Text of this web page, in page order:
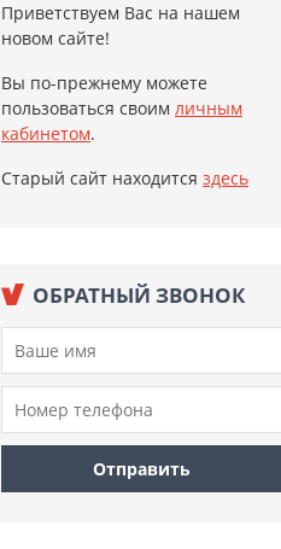
Приветствуем Вас на нашем
новом сайте!
Вы по-прежнему можете
пользоваться своим личным
кабинетом.
Старый сайт находится здесь
ОБРАТНЫЙ ЗВОНОК